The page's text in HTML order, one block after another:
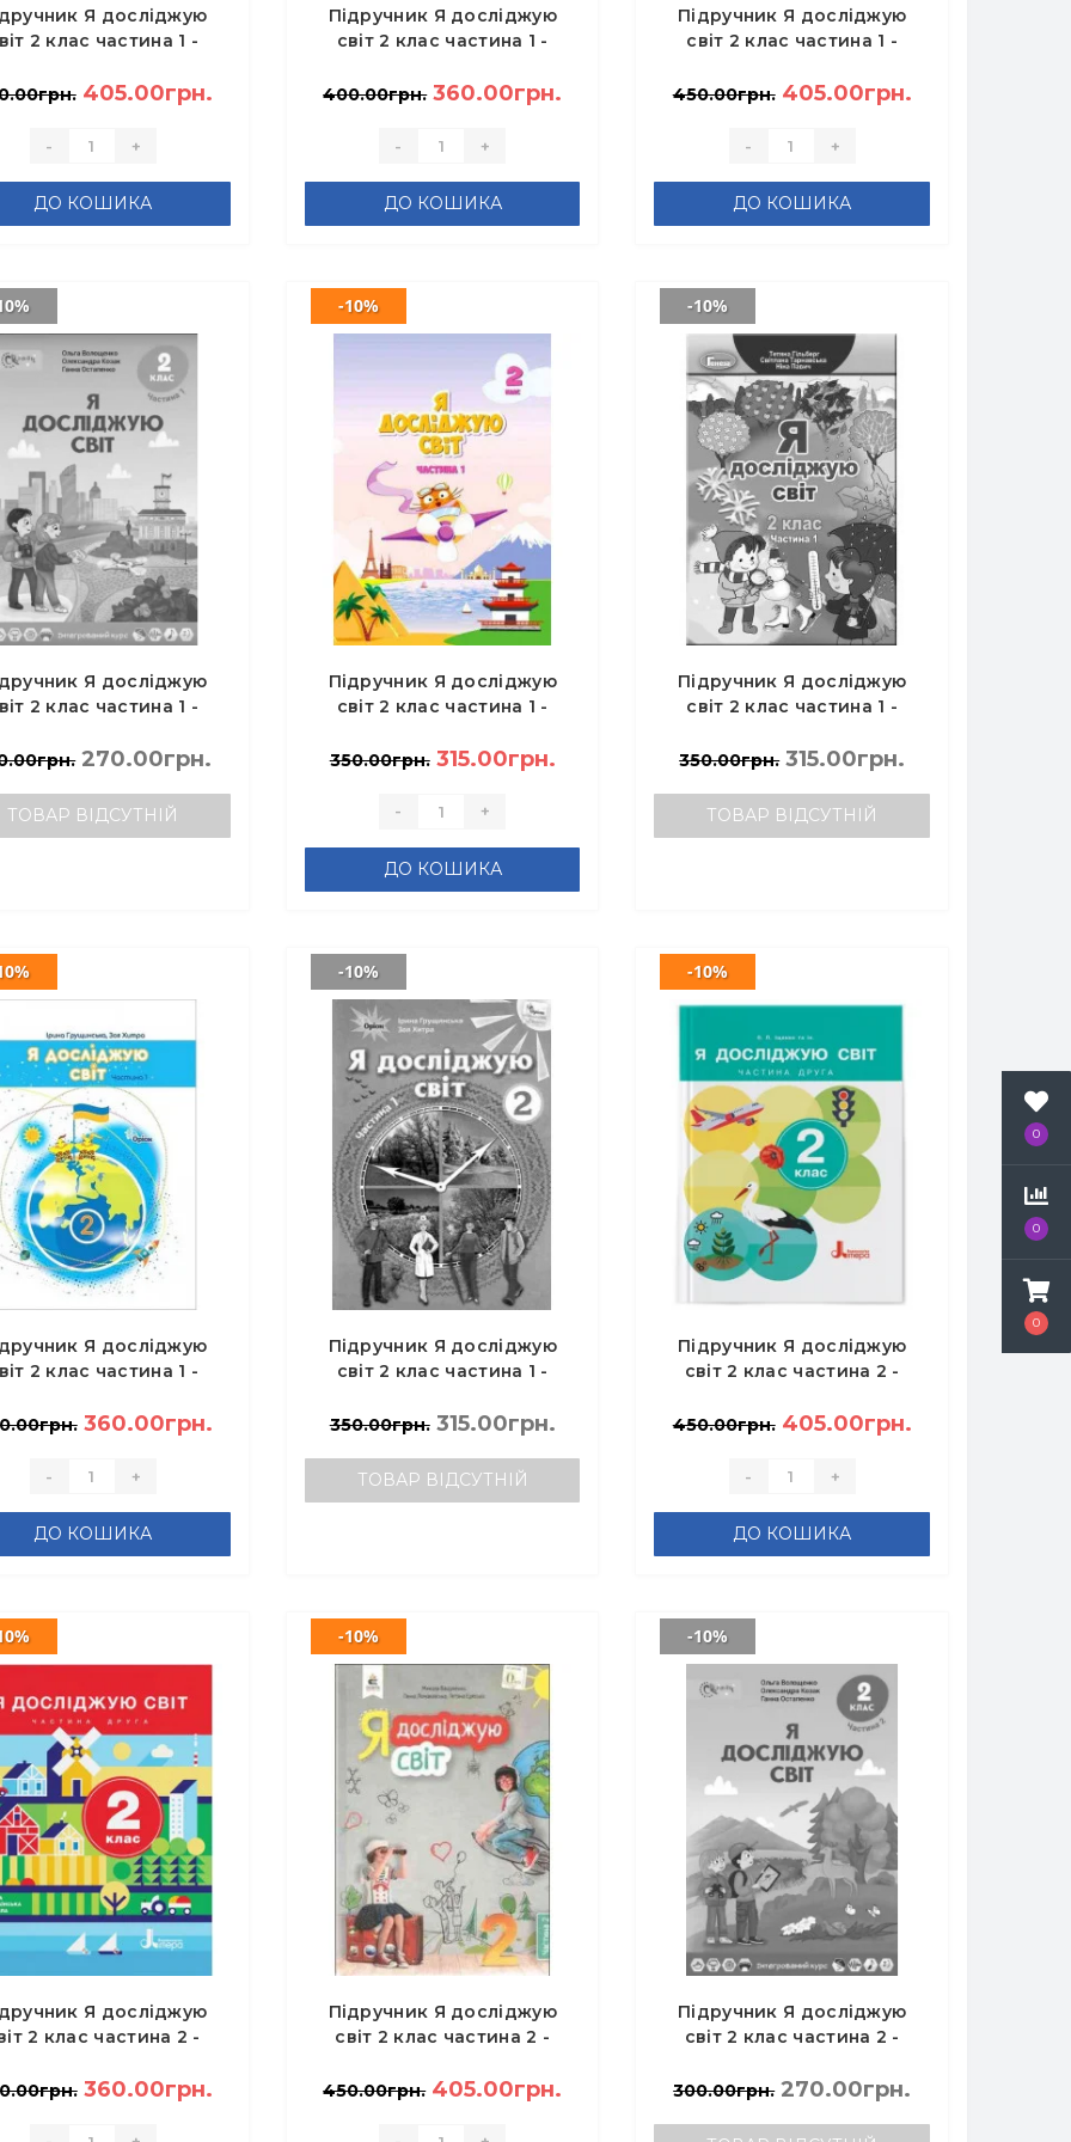
0
0
0
Я досліджую
2 клас частина 1 -
Кліщ О, Козак Л.
405.00грн.
- +
ДО КОШИКА
Підручник Я досліджую
світ 2 клас частина 1 -
400.00грн. 360.00грн.
- +
ДО КОШИКА
Підручник Я досліджую
світ 2 клас частина 1 -
Ломаковська Г.В.
450.00грн. 405.00грн.
- +
ДО КОШИКА
Я досліджую
2 клас частина 1 -
Остапенко Г.
270.00грн.
ТОВАР ВІДСУТНІЙ
Підручник Я досліджую
світ 2 клас частина 1 -
Пономаренко В.
-10%
350.00грн. 315.00грн.
- +
ДО КОШИКА
Підручник Я досліджую
світ 2 клас частина 1 -
-10%
350.00грн. 315.00грн.
ТОВАР ВІДСУТНІЙ
Я досліджую
2 клас частина 1 -
360.00грн.
- +
ДО КОШИКА
Підручник Я досліджую
світ 2 клас частина 1 -
-10%
350.00грн. 315.00грн.
ТОВАР ВІДСУТНІЙ
Підручник Я досліджую
світ 2 клас частина 2 -
Кліщ О, Козак Л.
-10%
450.00грн. 405.00грн.
- +
ДО КОШИКА
Я досліджую
2 клас частина 2 -
360.00грн.
Підручник Я досліджую
світ 2 клас частина 2 -
Ломаковська Г.В.
-10%
450.00грн. 405.00грн.
Підручник Я досліджую
світ 2 клас частина 2 -
Остапенко Г.
-10%
300.00грн. 270.00грн.